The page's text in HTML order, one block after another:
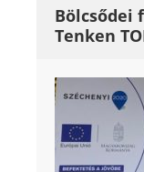
Bölcsődei
Tenken